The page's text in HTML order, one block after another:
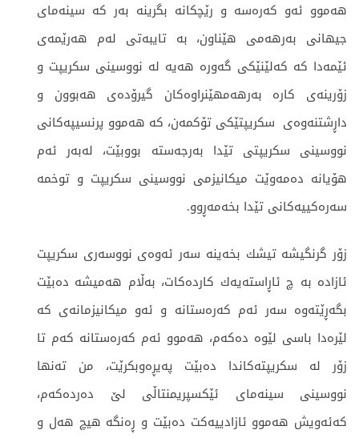
هه‌موو ئه‌و كه‌ره‌سه‌ و رێچكانه‌ بگرینه‌ به‌ر كه‌ سینه‌مای
جیهانی به‌رهه‌می هێناون، به ‌تایبه‌تی له‌م هه‌رێمه‌ی
ئێمه‌دا كه‌ كه‌لێنێكی گه‌وره‌ هه‌یه‌ له‌ نووسینی سكریپت و
زۆرینەی ‌كاره‌ به‌رهه‌مهێنراوه‌كان گیرۆده‌ی هه‌بوون و
داڕشتنه‌وه‌ی سكریپتێكی تۆكمه‌ن، كه‌ هه‌موو پرنسیپه‌كانی
نووسینی سكریپتی تێدا به‌رجه‌ستە بووبێت، له‌به‌ر ئه‌م
هۆیانه‌ ده‌مه‌وێت میكانیزمی نووسینی سكریپت و توخمه‌
سه‌ره‌كییه‌كانی تێدا بخەمەڕوو.
زۆر گرنگیشه‌ تیشك بخه‌ینه‌ سه‌ر ئه‌وه‌ی نووسەری سکریپت
ئازاده‌ به ‌چ ئاڕاسته‌یه‌ك كارده‌كات، به‌ڵام هه‌میشه‌ ده‌بێت
بگه‌ڕێته‌وه‌ سه‌ر ئه‌م كه‌ره‌ستانه‌ و ئه‌و میكانیزمانه‌ی كه‌
لێره‌دا باسی لێوه‌ ‌ده‌كه‌م، هه‌موو ئه‌م كه‌ره‌ستانه‌ كه‌م تا
زۆر له‌ سكریپته‌كاندا ده‌بێت په‌یڕه‌وبكرێت، من ته‌نها
نووسینی سینه‌مای ئێكسپریمنتاڵی لێ ده‌رده‌كه‌م،
كه‌ئه‌ویش هه‌موو ئازادییه‌كت ده‌بێت و ڕه‌نگه‌ هیچ هه‌ل و